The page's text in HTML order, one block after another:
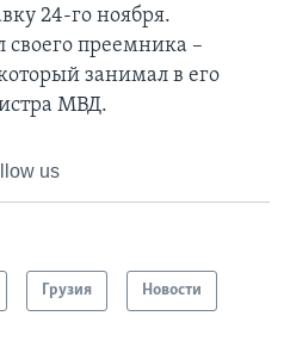
24-го ноября.
преемника –
занимал в его
МВД.
us
Грузия Новости